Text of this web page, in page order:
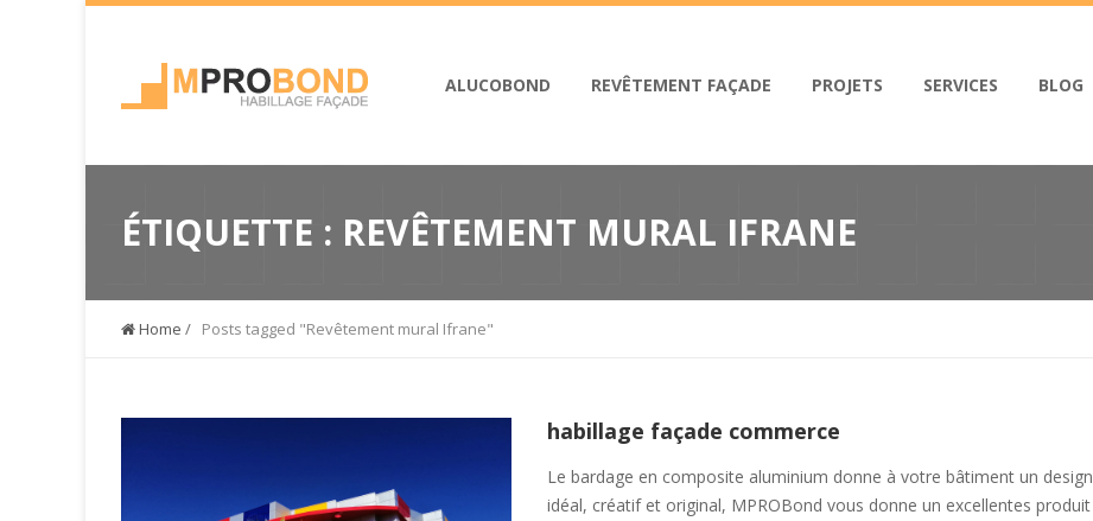
ALUCOBOND REVÊTEMENT FAÇADE PROJETS SERVICES BLOG
ÉTIQUETTE : REVÊTEMENT MURAL IFRANE
Home / Posts tagged "Revêtement mural Ifrane"
habillage façade commerce
Le bardage en composite aluminium donne à votre bâtiment un design
idéal, créatif et original, MPROBond vous donne un excellentes produit